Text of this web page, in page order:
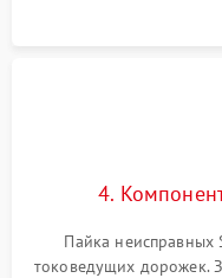
4.
Пайка неисправных
токоведущих дорожек.